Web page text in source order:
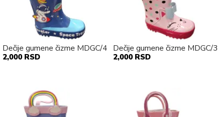
Dečije gumene čizme MDGC/4
2,000 RSD
Dečije gumene čizme MDGC/3
2,000 RSD